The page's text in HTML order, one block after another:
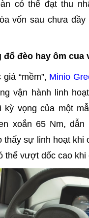
có thể đạt thu
vốn sau chưa đầy
đổ đèo hay ôm cua
“mềm”, Minio
vận hành linh
kỳ vọng của một
xoắn 65 Nm, dẫn
thấy sự linh hoạt khi
thể vượt dốc cao khi